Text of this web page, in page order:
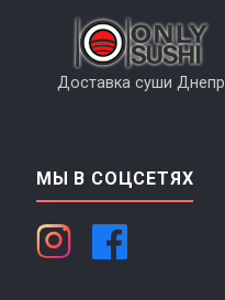
Доставка суши Днепр
МЫ В СОЦСЕТЯХ